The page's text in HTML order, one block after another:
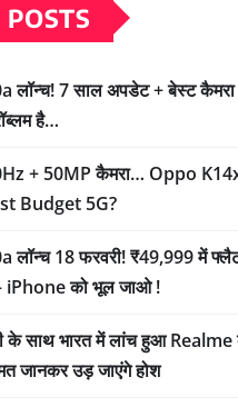
लॉन्च! 7 साल अपडेट + बेस्ट
है…
+ 50MP कैमरा… Oppo
Budget 5G?
लॉन्च 18 फरवरी! ₹49,999 में
iPhone को भूल जाओ !
साथ भारत में लांच हुआ Realme
जानकर उड़ जाएंगे होश